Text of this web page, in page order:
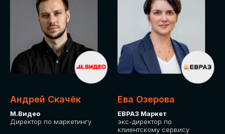
Андрей Скачёк
М.Видео
Директор по маркетингу
Ева Озерова
ЕВРАЗ Маркет
экс-директор по
клиентскому сервису